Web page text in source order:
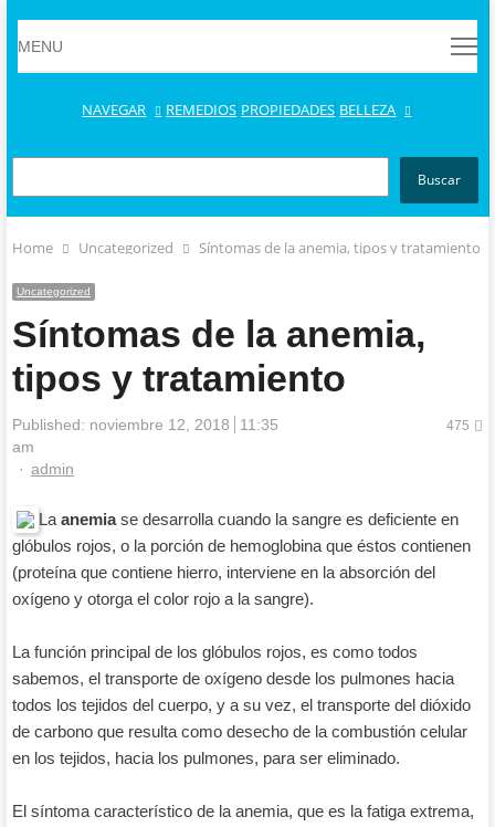
MENU
MENU
NAVEGAR REMEDIOS PROPIEDADES BELLEZA
BUSCAR
Buscar
Home Uncategorized Síntomas de la anemia, tipos y tratamiento
Uncategorized
Síntomas de la anemia,
tipos y tratamiento
Published: noviembre 12, 2018
11:35
am
Author
admin
475
La anemiase desarrolla cuando la sangre es deficiente en
glóbulos rojos, o la porción de hemoglobina que éstos contienen
(proteína que contiene hierro, interviene en la absorción del
oxígeno y otorga el color rojo a la sangre).
La función principal de los glóbulos rojos, es como todos
sabemos, el transporte de oxígeno desde los pulmones hacia
todos los tejidos del cuerpo, y a su vez, el transporte del dióxido
de carbono que resulta como desecho de la combustión celular
en los tejidos, hacia los pulmones, para ser eliminado.
El síntoma característico de la anemia, que es la fatiga extrema,